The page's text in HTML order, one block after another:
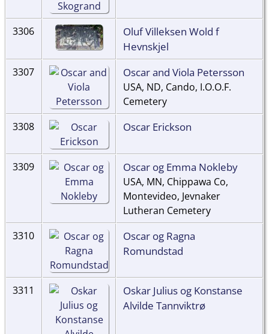
3306
Oluf Villeksen Wold f
Hevnskjel
3307 Oscar and Viola Petersson
USA, ND, Cando, I.O.O.F.
Cemetery
3308
Oscar Erickson
3309 Oscar og Emma Nokleby
USA, MN, Chippawa Co,
Montevideo, Jevnaker
Lutheran Cemetery
3310
Oscar og Ragna
Romundstad
3311
Oskar Julius og Konstanse
Alvilde Tannviktrø